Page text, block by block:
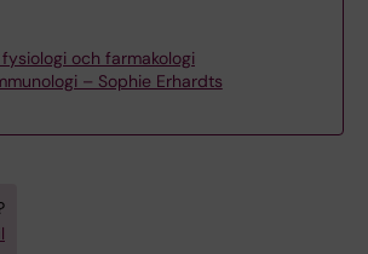
och farmakologi
– Sophie Erhardts